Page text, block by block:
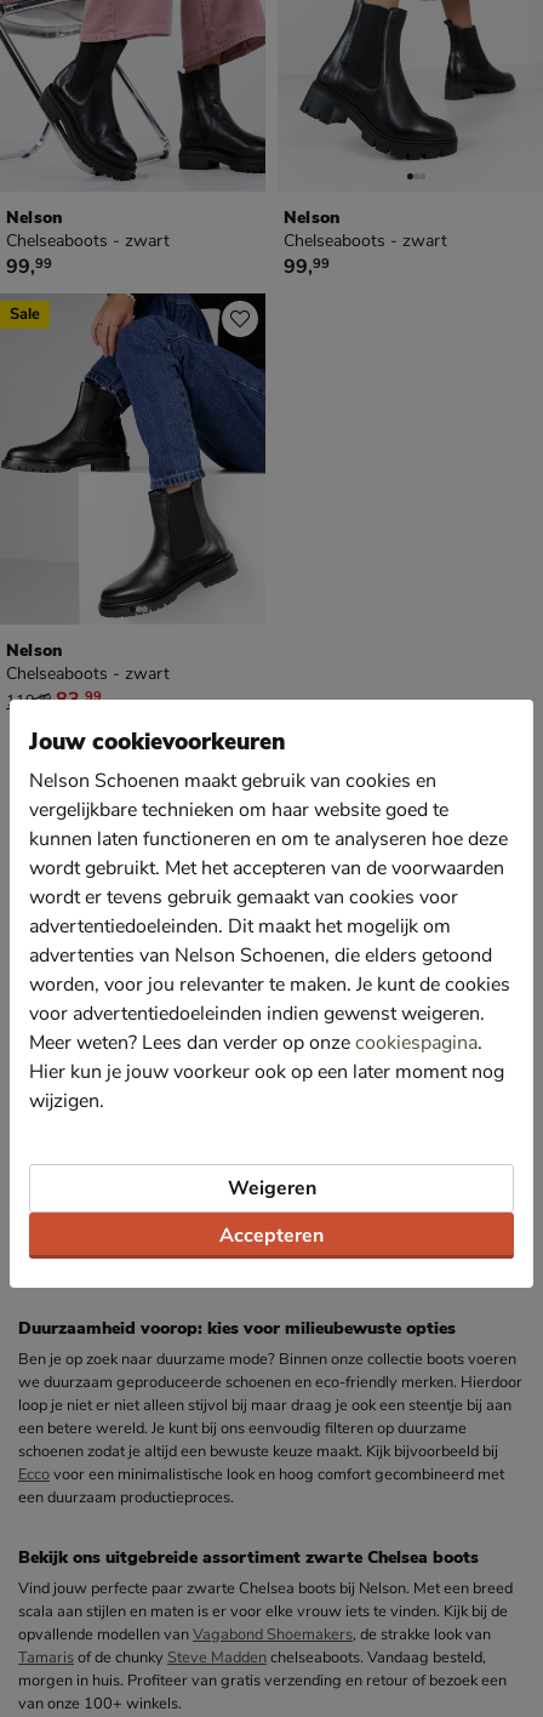
Nelson
Chelseaboots - zwart
€ 99,99
99,99
Nelson
Chelseaboots - zwart
€ 99,99
99,99
Nelson
Chelseaboots - zwart
van € 119,99 voor € 83,99
119,99 83,99
Sale
Zwarte Chelsea boots: Tijdloos en geschikt voor elke
gelegenheid
Metzwarte Chelsea boots combineer je stijl en comfort wat ze ideaal
maken voor elke vrouw. De zwarte kleur maakt het eenvoudig om ze te
combineren met elke outfit, of je nu gaat voor een casual look, naar een
bruiloft gaat of een zakelijke meeting bijwoont. Door de stijlvolle
uitstraling blijven zwarte Chelsea boots een klassieker die je elk seizoen
kan dragen. De neutrale kleur maakt het eenvoudig om ze te combineren
met verschillende outfits en kleuren, van een chique jurk tot een nette
jeans. Ze bieden niet alleen een verfijnde afwerking in je dagelijkse outfit
maar ook de veelzijdigheid die je nodig hebt om je look te variëren.
Kortom, deze boots zijn niet alleen trendy maar ook functioneel voor elke
gelegenheid en bieden daarmee een tijdloze aanvulling op je garderobe.
iets stoerders? Ga dan voor zwart leer
uit en voelen goed aan. Leer wordt na verloop van tijd alleen maar
mooier. Suède geeft je direct een chique warme look. In onze collectie
vind je leren of suède Chelsea boots van topmerken als
Duurzaamheid voorop: kies voor milieubewuste opties
Ben je op zoek naar duurzame mode? Binnen onze collectie boots voeren
we duurzaam geproduceerde schoenen en eco-friendly merken. Hierdoor
loop je niet er niet alleen stijvol bij maar draag je ook een steentje bij aan
een betere wereld. Je kunt bij ons eenvoudig filteren op duurzame
schoenen zodat je altijd een bewuste keuze maakt. Kijk bijvoorbeeld bij
Eccovoor een minimalistische look en hoog comfort gecombineerd met
een duurzaam productieproces.
Bekijk ons uitgebreide assortiment zwarte Chelsea boots
Vind jouw perfecte paar zwarte Chelsea boots bij Nelson. Met een breed
scala aan stijlen en maten is er voor elke vrouw iets te vinden. Kijk bij de
opvallende modellen vanVagabond Shoemakers, de strakke look van
Tamarisof de chunky Steve Maddenchelseaboots. Vandaag besteld,
morgen in huis. Profiteer van gratis verzending en retour of bezoek een
van onze 100+ winkels.
Jouw cookievoorkeuren
Nelson Schoenen maakt gebruik van cookies en
vergelijkbare technieken om haar website goed te
kunnen laten functioneren en om te analyseren hoe deze
wordt gebruikt. Met het accepteren van de voorwaarden
wordt er tevens gebruik gemaakt van cookies voor
advertentiedoeleinden. Dit maakt het mogelijk om
advertenties van Nelson Schoenen, die elders getoond
worden, voor jou relevanter te maken. Je kunt de cookies
voor advertentiedoeleinden indien gewenst weigeren.
Meer weten? Lees dan verder op onzecookiespagina.
Hier kun je jouw voorkeur ook op een later moment nog
wijzigen.
Accepteren
Weigeren